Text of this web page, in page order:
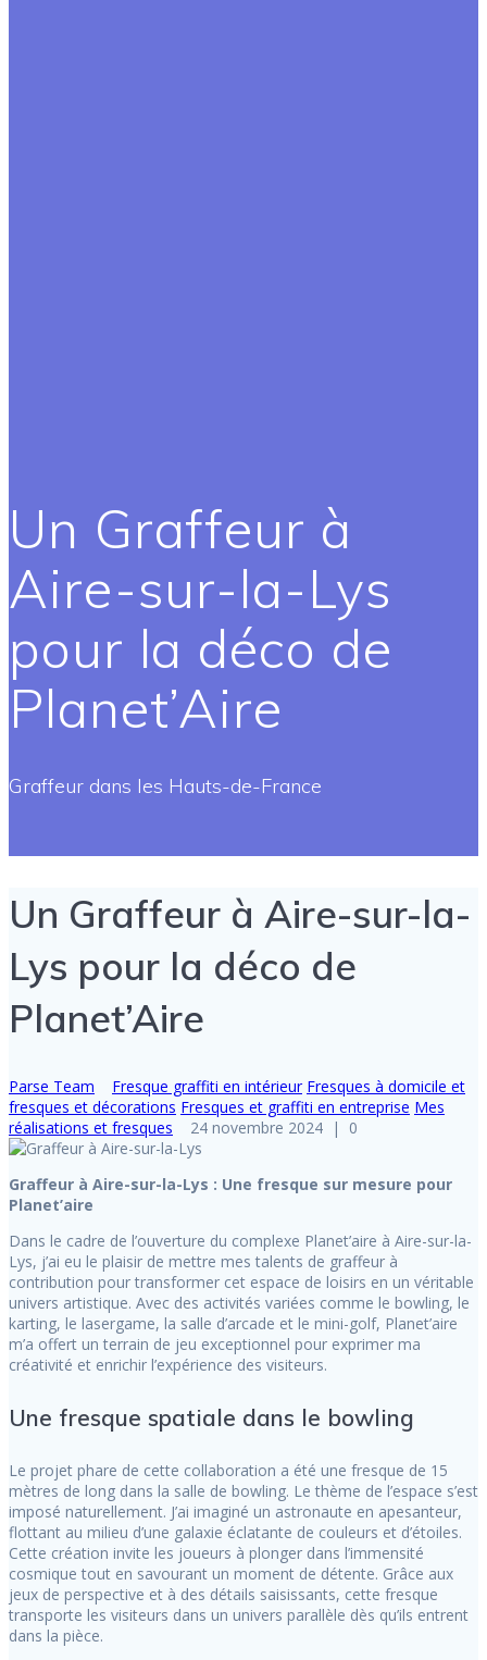
Un Graffeur à
Aire-sur-la-Lys
pour la déco de
Planet’Aire
Graffeur dans les Hauts-de-France
Un Graffeur à Aire-sur-la-
Lys pour la déco de
Planet’Aire
Parse Team Fresque graffiti en intérieur Fresques à domicile et
fresques et décorations Fresques et graffiti en entreprise Mes
réalisations et fresques
24 novembre 2024 | 0
Graffeur à Aire-sur-la-Lys : Une fresque sur mesure pour
Planet’aire
Dans le cadre de l’ouverture du complexe Planet’aire à Aire-sur-la-
Lys, j’ai eu le plaisir de mettre mes talents de graffeur à
contribution pour transformer cet espace de loisirs en un véritable
univers artistique. Avec des activités variées comme le bowling, le
karting, le lasergame, la salle d’arcade et le mini-golf, Planet’aire
m’a offert un terrain de jeu exceptionnel pour exprimer ma
créativité et enrichir l’expérience des visiteurs.
Une fresque spatiale dans le bowling
Le projet phare de cette collaboration a été une fresque de 15
mètres de long dans la salle de bowling. Le thème de l’espace s’est
imposé naturellement. J’ai imaginé un astronaute en apesanteur,
flottant au milieu d’une galaxie éclatante de couleurs et d’étoiles.
Cette création invite les joueurs à plonger dans l’immensité
cosmique tout en savourant un moment de détente. Grâce aux
jeux de perspective et à des détails saisissants, cette fresque
transporte les visiteurs dans un univers parallèle dès qu’ils entrent
dans la pièce.